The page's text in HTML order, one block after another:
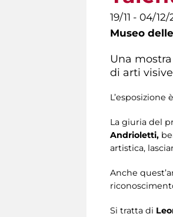
19/11 - 04/
Museo
Una
di arti
L’esposizione
La giuria del
Andrioletti,
artistica,
Anche
Si tratta di